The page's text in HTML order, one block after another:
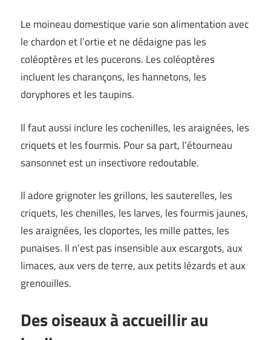
Le moineau domestique varie son alimentation avec
le chardon et l’ortie et ne dédaigne pas les
coléoptères et les pucerons. Les coléoptères
incluent les charançons, les hannetons, les
doryphores et les taupins.
Il faut aussi inclure les cochenilles, les araignées, les
criquets et les fourmis. Pour sa part, l’étourneau
sansonnet est un insectivore redoutable.
Il adore grignoter les grillons, les sauterelles, les
criquets, les chenilles, les larves, les fourmis jaunes,
les araignées, les cloportes, les mille pattes, les
punaises. Il n’est pas insensible aux escargots, aux
limaces, aux vers de terre, aux petits lézards et aux
grenouilles.
Des oiseaux à accueillir au